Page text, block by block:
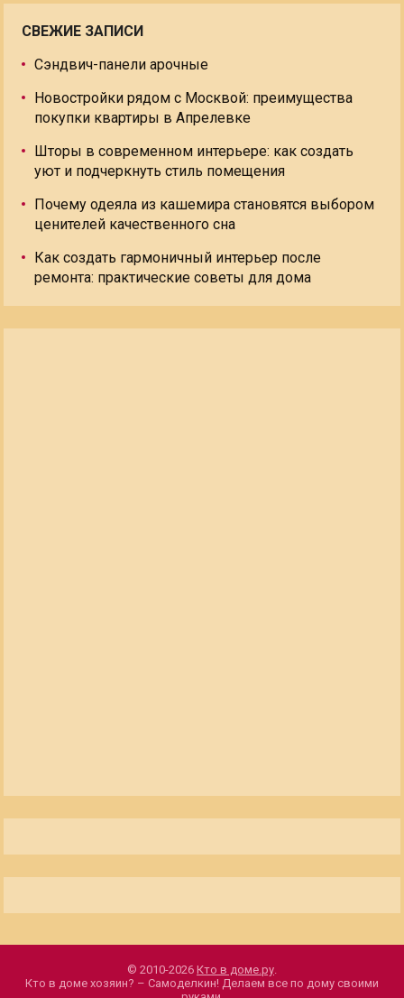
СВЕЖИЕ ЗАПИСИ
Сэндвич-панели арочные
Новостройки рядом с Москвой: преимущества
покупки квартиры в Апрелевке
Шторы в современном интерьере: как создать
уют и подчеркнуть стиль помещения
Почему одеяла из кашемира становятся выбором
ценителей качественного сна
Как создать гармоничный интерьер после
ремонта: практические советы для дома
© 2010-2026 Кто в доме.ру.
Кто в доме хозяин? – Самоделкин! Делаем все по дому своими